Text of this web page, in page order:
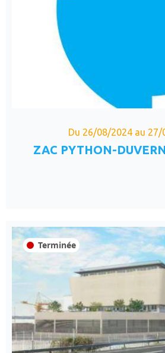
Du 26/08/2024 au 27/
ZAC PYTHON-
Terminée